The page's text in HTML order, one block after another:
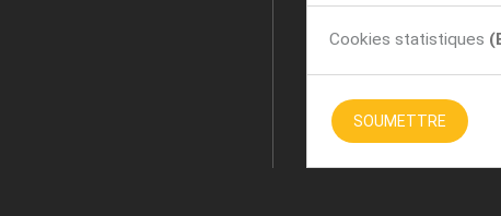
Cookies statistiques
SOUMETTRE